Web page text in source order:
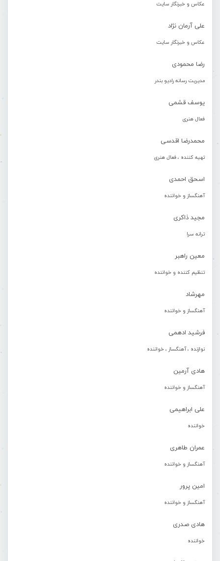
عکاس و خبرنگار سایت
علی آرمان نژاد
عکاس و خبرنگار سایت
رضا محمودی
مدیریت رسانه رادیو بندر
یوسف قشمی
فعال هنری
محمدرضا اقدسی
تهیه کننده ، فعال هنری
اسحق احمدی
آهنگساز و خواننده
مجید ذاکری
ترانه سرا
معین راهبر
تنظیم کننده و خواننده
مهرشاد
آهنگساز و خواننده
فرشید ادهمی
نوازنده ، آهنگساز ، خواننده
هادی آرمین
آهنگساز و خواننده
علی ابراهیمی
خواننده
عمران طاهری
آهنگساز و خواننده
امین پرور
آهنگساز و خواننده
هادی صدری
خواننده